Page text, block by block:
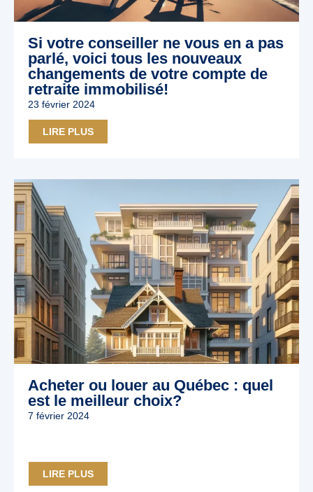
Si votre conseiller ne vous en a pas
parlé, voici tous les nouveaux
changements de votre compte de
retraite immobilisé!
23 février 2024
LIRE PLUS
Acheter ou louer au Québec : quel
est le meilleur choix?
7 février 2024
LIRE PLUS